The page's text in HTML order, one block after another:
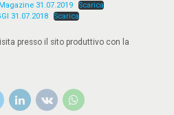
31.07.2019
Scarica
31.07.2018
Scarica
presso il sito produttivo con la